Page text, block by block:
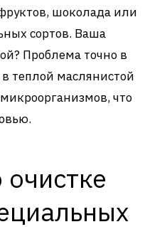
шоколада или
сортов. Ваша
Проблема точно в
теплой маслянистой
что